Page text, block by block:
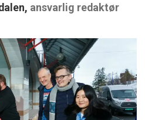
ansvarlig redaktør